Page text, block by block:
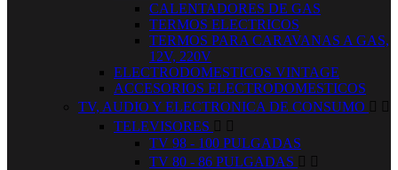
CALENTADORES DE GAS
TERMOS ELECTRICOS
TERMOS PARA CARAVANAS A GAS,
12V, 220V
ELECTRODOMESTICOS VINTAGE
ACCESORIOS ELECTRODOMESTICOS
TV, AUDIO Y ELECTRONICA DE CONSUMO  
TELEVISORES  
TV 98 - 100 PULGADAS
TV 80 - 86 PULGADAS  